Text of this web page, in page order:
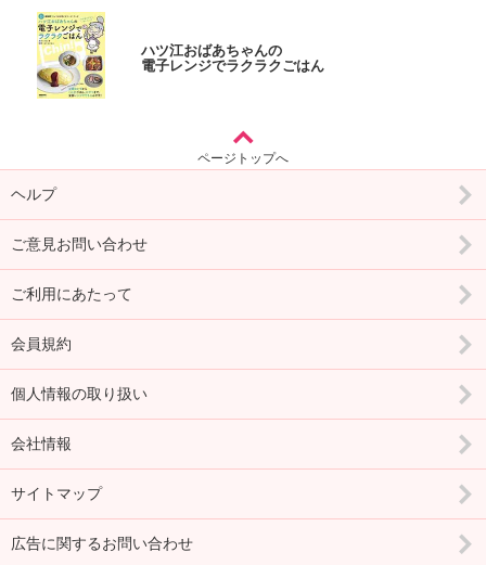
ハツ江おばあちゃんの
電子レンジでラクラクごはん
ページトップへ
ヘルプ
ご意見お問い合わせ
ご利用にあたって
会員規約
個人情報の取り扱い
会社情報
サイトマップ
広告に関するお問い合わせ